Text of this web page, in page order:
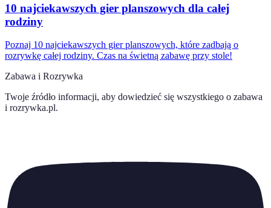
10 najciekawszych gier planszowych dla całej
rodziny
Poznaj 10 najciekawszych gier planszowych, które zadbają o
rozrywkę całej rodziny. Czas na świetną zabawę przy stole!
Zabawa i Rozrywka
Twoje źródło informacji, aby dowiedzieć się wszystkiego o zabawa
i rozrywka.pl.